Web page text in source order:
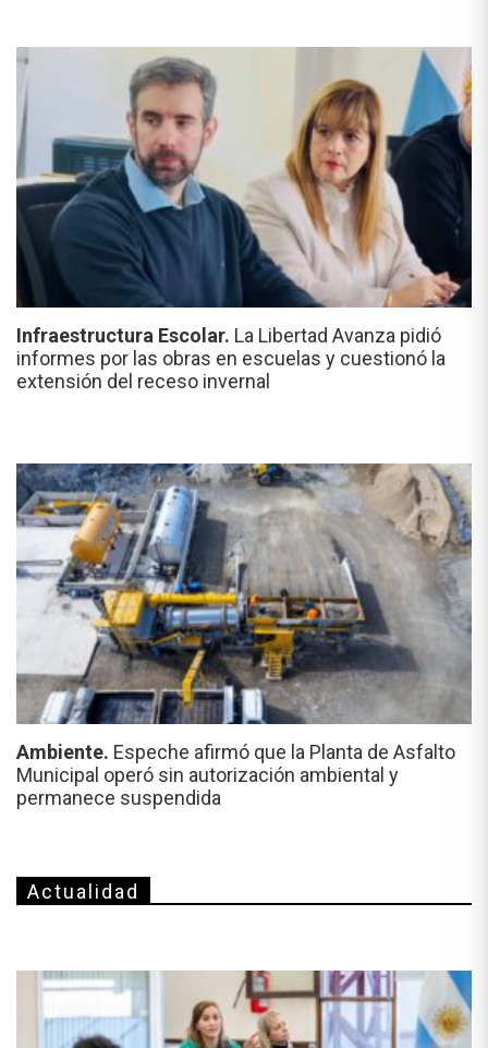
Infraestructura Escolar. La Libertad Avanza pidió
informes por las obras en escuelas y cuestionó la
extensión del receso invernal
Ambiente. Espeche afirmó que la Planta de Asfalto
Municipal operó sin autorización ambiental y
permanece suspendida
Actualidad